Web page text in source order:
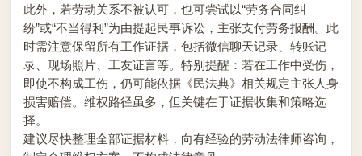
此外，若劳动关系不被认可，也可尝试以“劳务合同纠
纷”或“不当得利”为由提起民事诉讼，主张支付劳务报酬。此
时需注意保留所有工作证据，包括微信聊天记录、转账记
录、现场照片、工友证言等。特别提醒：若在工作中受伤，
即使不构成工伤，仍可能依据《民法典》相关规定主张人身
损害赔偿。维权路径虽多，但关键在于证据收集和策略选
择。
建议尽快整理全部证据材料，向有经验的劳动法律师咨询，